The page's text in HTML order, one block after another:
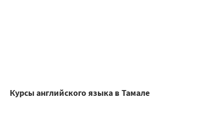
Курсы английского языка в Тамале